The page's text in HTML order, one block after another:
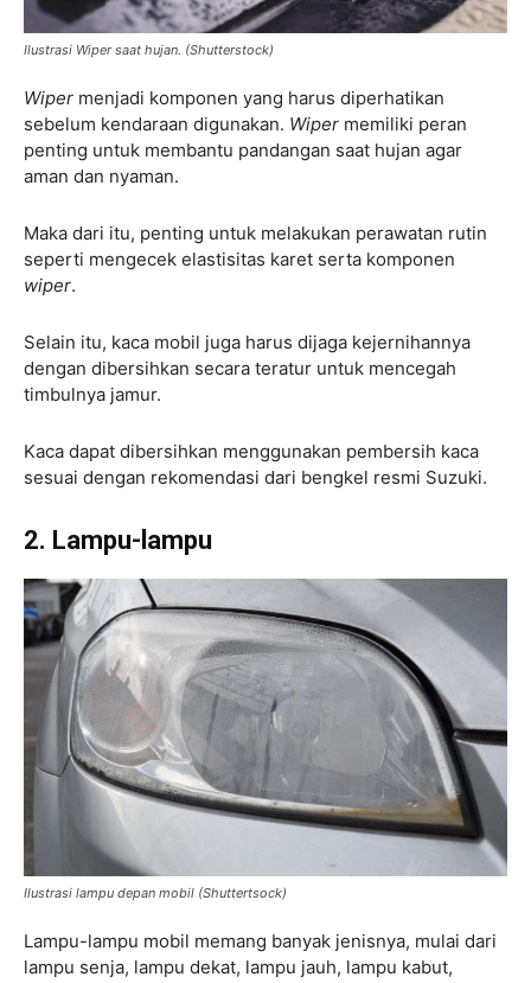
Ilustrasi Wiper saat hujan. (Shutterstock)
Wiper menjadi komponen yang harus diperhatikan
sebelum kendaraan digunakan. Wiper memiliki peran
penting untuk membantu pandangan saat hujan agar
aman dan nyaman.
Maka dari itu, penting untuk melakukan perawatan rutin
seperti mengecek elastisitas karet serta komponen
wiper.
Selain itu, kaca mobil juga harus dijaga kejernihannya
dengan dibersihkan secara teratur untuk mencegah
timbulnya jamur.
Kaca dapat dibersihkan menggunakan pembersih kaca
sesuai dengan rekomendasi dari bengkel resmi Suzuki.
2. Lampu-lampu
Ilustrasi lampu depan mobil (Shuttertsock)
Lampu-lampu mobil memang banyak jenisnya, mulai dari
lampu senja, lampu dekat, lampu jauh, lampu kabut,